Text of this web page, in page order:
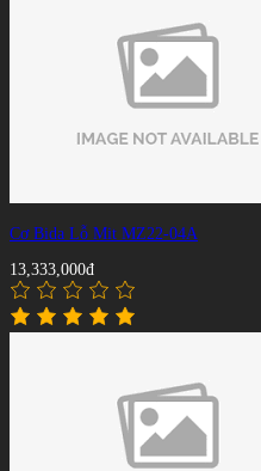
Cơ Bida Lỗ Mit MZ22-04A
13,333,000đ